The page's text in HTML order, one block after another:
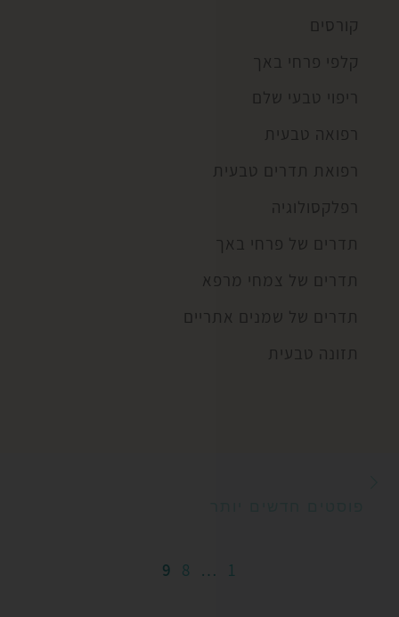
קורסים
קלפי פרחי באך
ריפוי טבעי שלם
רפואה טבעית
רפואת תדרים טבעית
רפלקסולוגיה
תדרים של פרחי באך
תדרים של צמחי מרפא
תדרים של שמנים אתריים
תזונה טבעית
1
…
8
9